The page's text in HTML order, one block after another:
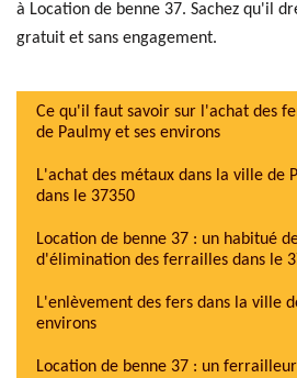
à Location de benne 37. Sachez qu'il
gratuit et sans engagement.
Ce qu'il faut savoir sur l'achat des
de Paulmy et ses environs
L'achat des métaux dans la ville de
dans le 37350
Location de benne 37 : un habitué
d'élimination des ferrailles dans le
L'enlèvement des fers dans la ville
environs
Location de benne 37 : un